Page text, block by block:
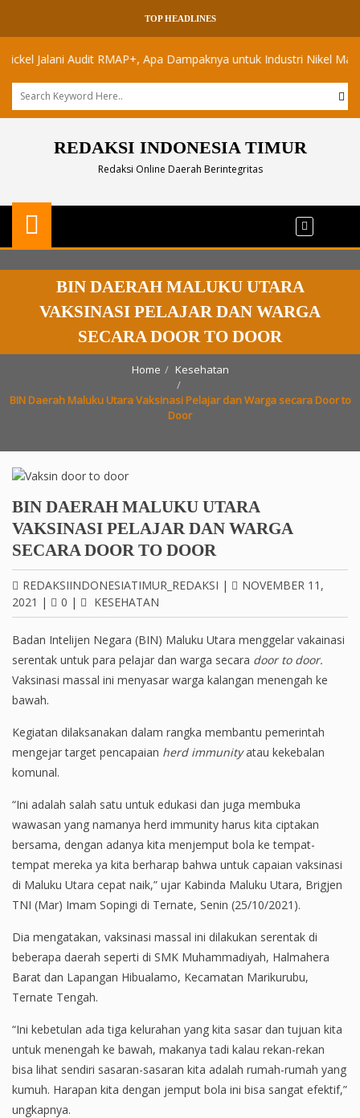
TOP HEADLINES
Audit RMAP+, Apa Dampaknya untuk Industri Nikel Maluku
REDAKSI INDONESIA TIMUR
Redaksi Online Daerah Berintegritas
BIN DAERAH MALUKU UTARA
VAKSINASI PELAJAR DAN WARGA
SECARA DOOR TO DOOR
Home Kesehatan
BIN Daerah Maluku Utara Vaksinasi Pelajar dan Warga secara Door to
Door
BIN DAERAH MALUKU UTARA
VAKSINASI PELAJAR DAN WARGA
SECARA DOOR TO DOOR
REDAKSIINDONESIATIMUR_REDAKSI |
NOVEMBER 11,
2021 | 0 | KESEHATAN
Badan Intelijen Negara (BIN) Maluku Utara menggelar vakainasi
serentak untuk para pelajar dan warga secara door to door.
Vaksinasi massal ini menyasar warga kalangan menengah ke
bawah.
Kegiatan dilaksanakan dalam rangka membantu pemerintah
mengejar target pencapaian herd immunityatau kekebalan
komunal.
“Ini adalah salah satu untuk edukasi dan juga membuka
wawasan yang namanya herd immunity harus kita ciptakan
bersama, dengan adanya kita menjemput bola ke tempat-
tempat mereka ya kita berharap bahwa untuk capaian vaksinasi
di Maluku Utara cepat naik,” ujar Kabinda Maluku Utara, Brigjen
TNI (Mar) Imam Sopingi di Ternate, Senin (25/10/2021).
Dia mengatakan, vaksinasi massal ini dilakukan serentak di
beberapa daerah seperti di SMK Muhammadiyah, Halmahera
Barat dan Lapangan Hibualamo, Kecamatan Marikurubu,
Ternate Tengah.
“Ini kebetulan ada tiga kelurahan yang kita sasar dan tujuan kita
untuk menengah ke bawah, makanya tadi kalau rekan-rekan
bisa lihat sendiri sasaran-sasaran kita adalah rumah-rumah yang
kumuh. Harapan kita dengan jemput bola ini bisa sangat efektif,”
ungkapnya.